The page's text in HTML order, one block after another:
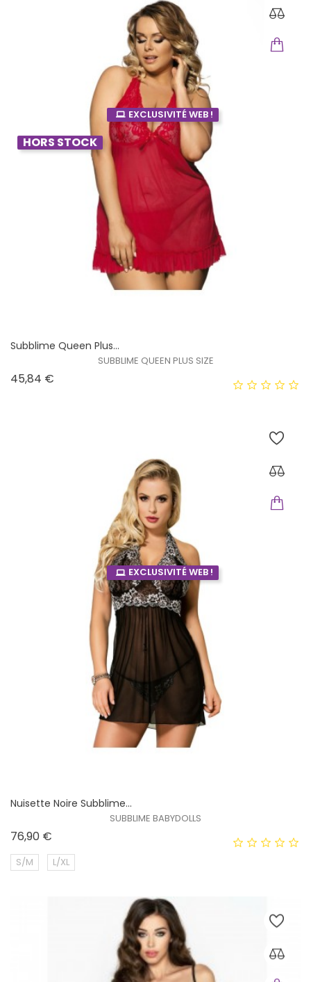
EXCLUSIVITÉ WEB !
HORS STOCK
Subblime Queen Plus...
SUBBLIME QUEEN PLUS SIZE
45,84 €
EXCLUSIVITÉ WEB !
Nuisette Noire Subblime...
SUBBLIME BABYDOLLS
76,90 €
S/M L/XL